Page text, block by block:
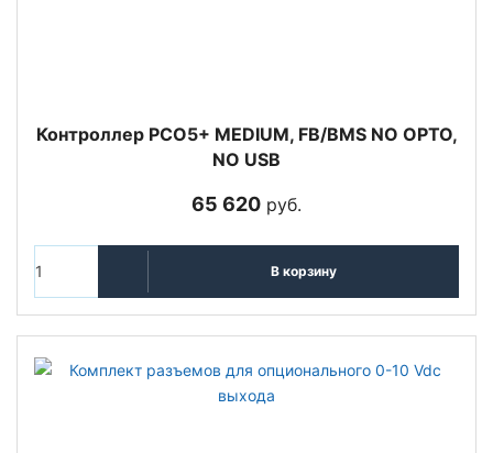
Контроллер PCO5+ MEDIUM, FB/BMS NO OPTO,
NO USB
65 620 руб.
В корзину